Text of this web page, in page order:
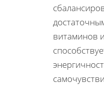
витаминов